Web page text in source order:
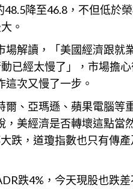
降至46.8，不但低於
。
解讀，「美國經濟跟就
已經太慢了」， 市場擔
次又慢了一步。
爾、亞瑪遜、蘋果電腦等
美經濟是否轉壞這點當
跌，道瓊指數也只有傳
跌4%，今天現股也跌